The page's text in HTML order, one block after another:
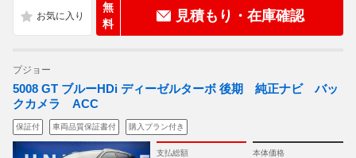
無
料
見積もり・在庫確認
プジョー
5008 GT ブルーHDi ディーゼルターボ 後期 純正ナビ バッ
クカメラ ACC
保証付 車両品質保証書付 購入プラン付き
支払総額 本体価格